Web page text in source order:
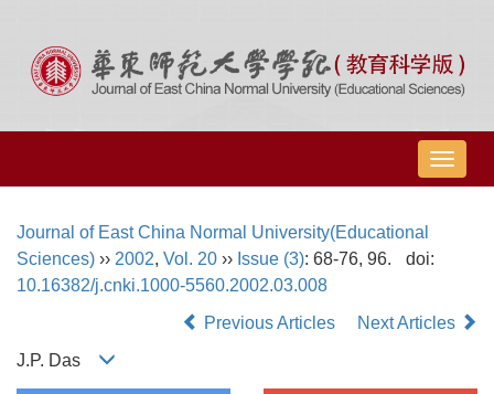
导
航
Journal of East China Normal University(Educational
Sciences) ›› 2002, Vol. 20 ›› Issue (3): 68-76, 96.
doi:
10.16382/j.cnki.1000-5560.2002.03.008
Previous Articles
Next Articles
J.P. Das